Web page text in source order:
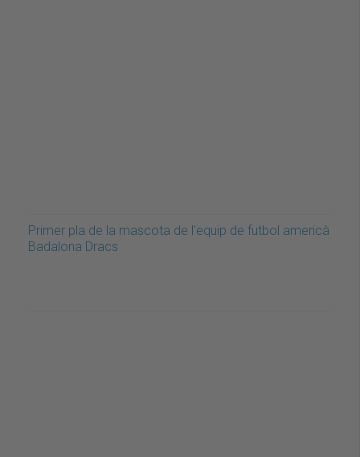
Primer pla de la mascota de l'equip de futbol americà
Badalona Dracs